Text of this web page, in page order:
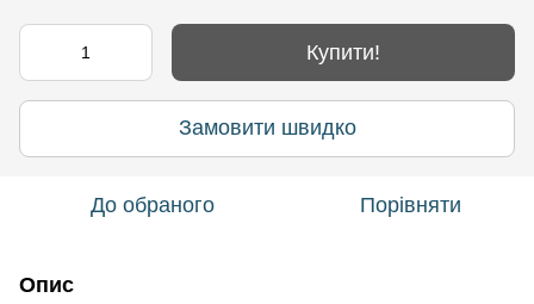
Купити!
Замовити швидко
До обраного Порівняти
Опис